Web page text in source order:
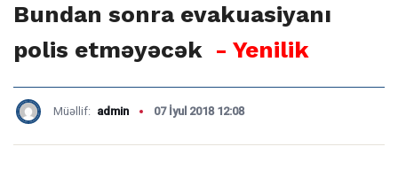
Bundan sonra evakuasiyanı
polis etməyəcək - Yenilik
Müəllif: admin 07 İyul 2018 12:08